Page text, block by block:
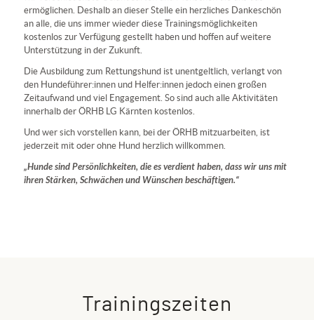
ermöglichen. Deshalb an dieser Stelle ein herzliches Dankeschön
an alle, die uns immer wieder diese Trainingsmöglichkeiten
kostenlos zur Verfügung gestellt haben und hoffen auf weitere
Unterstützung in der Zukunft.
Die Ausbildung zum Rettungshund ist unentgeltlich, verlangt von
den Hundeführer:innen und Helfer:innen jedoch einen großen
Zeitaufwand und viel Engagement. So sind auch alle Aktivitäten
innerhalb der ÖRHB LG Kärnten kostenlos.
Und wer sich vorstellen kann, bei der ÖRHB mitzuarbeiten, ist
jederzeit mit oder ohne Hund herzlich willkommen.
„Hunde sind Persönlichkeiten, die es verdient haben, dass wir uns mit
ihren Stärken, Schwächen und Wünschen beschäftigen.“
Trainingszeiten